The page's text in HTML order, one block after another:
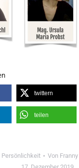
twittern
teilen
Persönlichkeit Von